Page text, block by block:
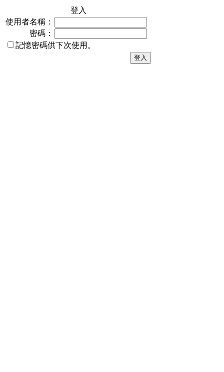
登入
使用者名稱：
密碼：
記憶密碼供下次使用。